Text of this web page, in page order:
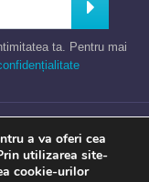
ta. Pentru mai
a va oferi cea
utilizarea site-
cookie-urilor